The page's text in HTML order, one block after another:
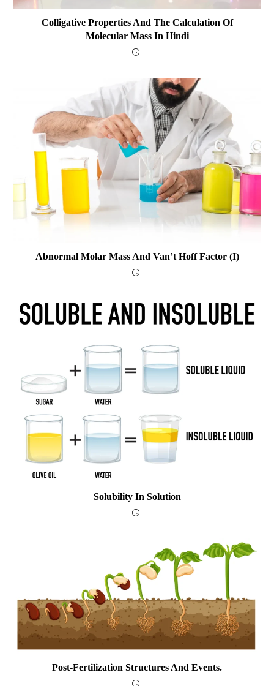
Colligative Properties And The Calculation Of
Molecular Mass In Hindi
Abnormal Molar Mass And Van’t Hoff Factor (i)
Solubility In Solution
Post-Fertilization Structures And Events.